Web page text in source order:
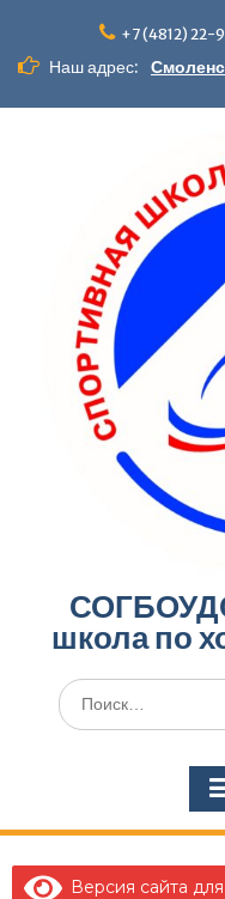
+7 (4812) 22-
Наш адрес:
школа по
Версия сайта